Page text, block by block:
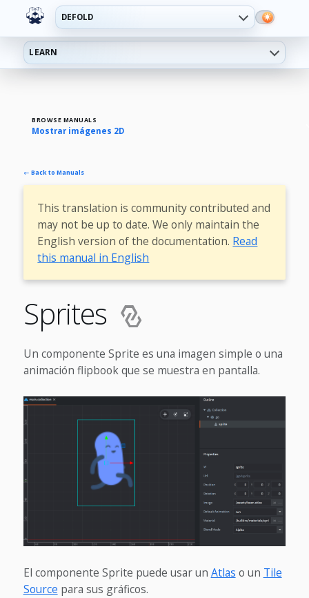
DEFOLD
LEARN
BROWSE MANUALS
Mostrar imágenes 2D
← Back to Manuals
This translation is community contributed and
may not be up to date. We only maintain the
English version of the documentation. Read
this manual in English
Sprites
Un componente Sprite es una imagen simple o una
animación flipbook que se muestra en pantalla.
El componente Sprite puede usar un Atlas o un Tile
Source para sus gráficos.